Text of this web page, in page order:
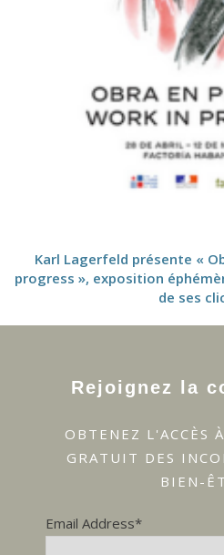
Karl Lagerfeld présente «
progress », exposition
de ses
Rejoignez la
OBTENEZ L'ACCÈS
GRATUIT DES
BIEN-
Email Address*